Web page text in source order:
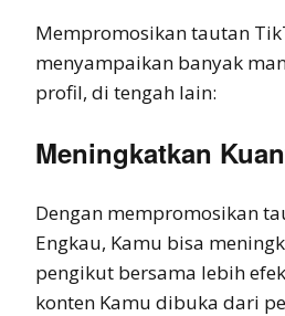
Mempromosikan tautan
menyampaikan banyak
profil, di tengah lain:
Meningkatkan
Dengan mempromosikan
Engkau, Kamu bisa
pengikut bersama lebih
konten Kamu dibuka dari